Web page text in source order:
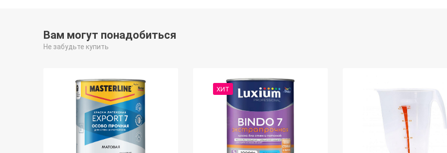
Вам могут понадобиться
Не забудьте купить
ХИТ